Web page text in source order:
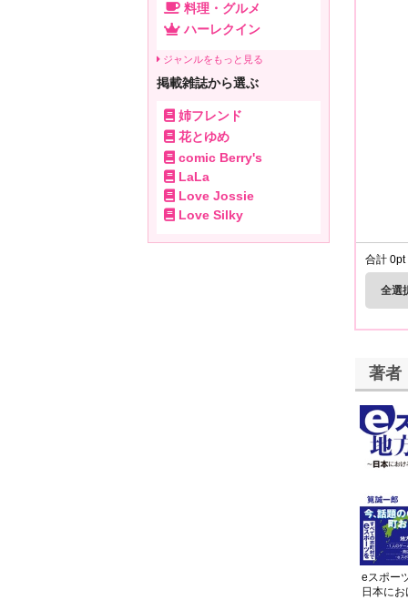
合計 0pt
全選
著者
eスポー
日本に
料理・グルメ
ハーレクイン
ジャンルをもっと見る
掲載雑誌から選ぶ
姉フレンド
花とゆめ
comic Berry's
LaLa
Love Jossie
Love Silky